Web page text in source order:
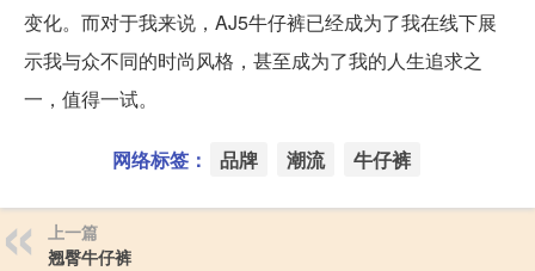
变化。而对于我来说，AJ5牛仔裤已经成为了我在线下展
示我与众不同的时尚风格，甚至成为了我的人生追求之
一，值得一试。
网络标签： 品牌 潮流 牛仔裤
上一篇
翘臀牛仔裤